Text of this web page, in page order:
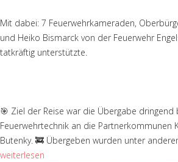
Mit dabei: 7 Feuerwehrkameraden,
und Heiko Bismarck von der Feuerwehr
tatkräftig unterstützte.
🎯 Ziel der Reise war die Übergabe
Feuerwehrtechnik an die Partnerkommunen
Butenky. 🚒 Übergeben wurden unter
weiterlesen